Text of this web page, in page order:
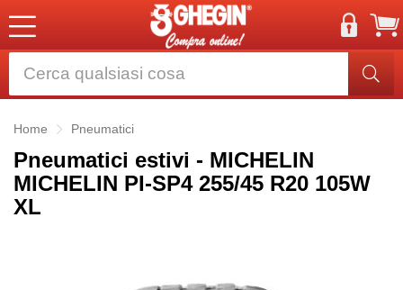
Home Pneumatici
Pneumatici estivi - MICHELIN
MICHELIN PI-SP4 255/45 R20 105W
XL